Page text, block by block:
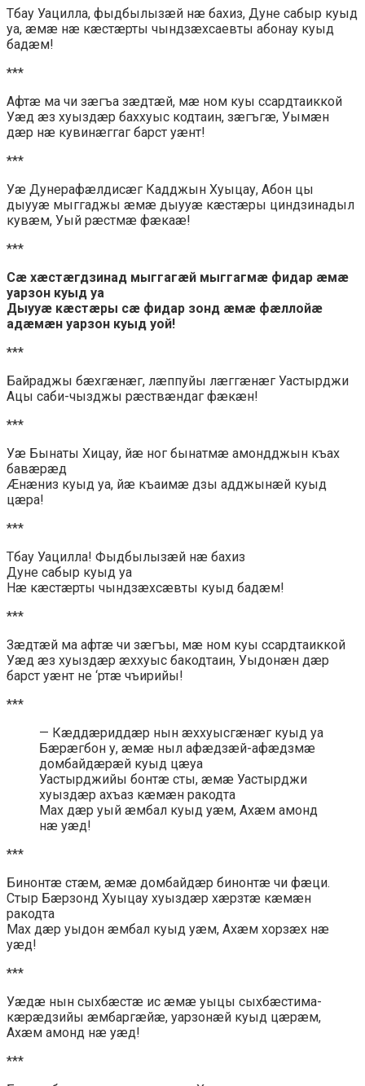
Тбау Уацилла, фыдбылызæй нæ бахиз, Дуне сабыр куыд
уа, æмæ нæ кæстæрты чындзæхсаевты абонау куыд
бадæм!
***
Афтæ ма чи зæгъа зæдтæй, мæ ном куы ссардтаиккой
Уæд æз хуыздæр баххуыс кодтаин, зæгъгæ, Уымæн
дæр нæ кувинæггаг барст уæнт!
***
Уæ Дунерафæлдисæг Кадджын Хуыцау, Абон цы
дыууæ мыггаджы æмæ дыууæ кæстæры циндзинадыл
кувæм, Уый рæстмæ фæкаæ!
***
Сæ хæстæгдзинад мыггагæй мыггагмæ фидар æмæ
уарзон куыд уа
Дыууæ кæстæры сæ фидар зонд æмæ фæллойæ
адæмæн уарзон куыд уой!
***
Байраджы бæхгæнæг, лæппуйы лæггæнæг Уастырджи
Ацы саби-чызджы рæствæндаг фæкæн!
***
Уæ Бынаты Хицау, йæ ног бынатмæ амондджын къах
бавæрæд
Æнæниз куыд уа, йæ къаимæ дзы адджынæй куыд
цæра!
***
Тбау Уацилла! Фыдбылызæй нæ бахиз
Дуне сабыр куыд уа
Нæ кæстæрты чындзæхсæвты куыд бадæм!
***
Зæдтæй ма афтæ чи зæгъы, мæ ном куы ссардтаиккой
Уæд æз хуыздæр æххуыс бакодтаин, Уыдонæн дæр
барст уæнт не ‘ртæ чъирийы!
***
— Кæддæриддæр нын æххуысгæнæг куыд уа
Бæрæгбон у, æмæ ныл афæдзæй-афæдзмæ
домбайдæрæй куыд цæуа
Уастырджийы бонтæ сты, æмæ Уастырджи
хуыздæр ахъаз кæмæн ракодта
Мах дæр уый æмбал куыд уæм, Ахæм амонд
нæ уæд!
***
Бинонтæ стæм, æмæ домбайдæр бинонтæ чи фæци.
Стыр Бæрзонд Хуыцау хуыздæр хæрзтæ кæмæн
ракодта
Мах дæр уыдон æмбал куыд уæм, Ахæм хорзæх нæ
уæд!
***
Уæдæ нын сыхбæстæ ис æмæ уыцы сыхбæстима-
кæрæдзийы æмбаргæйæ, уарзонæй куыд цæрæм,
Ахæм амонд нæ уæд!
***